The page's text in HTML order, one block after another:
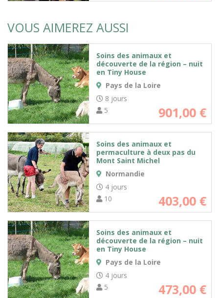
VOUS AIMEREZ AUSSI
Soins des animaux et
découverte de la région – nuit
en Tiny House
Pays de la Loire
8 jours
5
901,00 €
Soins des animaux et
permaculture à deux pas du
Mont Saint Michel
Normandie
4 jours
10
403,00 €
Soins des animaux et
découverte de la région – nuit
en Tiny House
Pays de la Loire
4 jours
5
473,00 €